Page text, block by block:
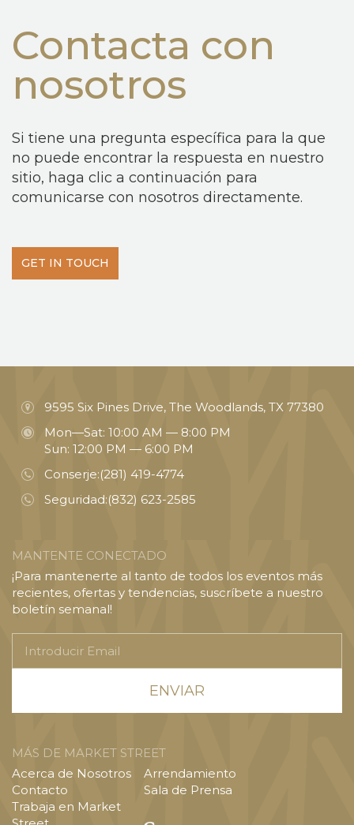
Contacta con
nosotros
Si tiene una pregunta específica para la que
no puede encontrar la respuesta en nuestro
sitio, haga clic a continuación para
comunicarse con nosotros directamente.
GET IN TOUCH
9595 Six Pines Drive, The Woodlands, TX 77380
Mon—Sat: 10:00 AM — 8:00 PM
Sun: 12:00 PM — 6:00 PM
Conserje:(281) 419-4774
Seguridad:(832) 623-2585
MANTENTE CONECTADO
¡Para mantenerte al tanto de todos los eventos más
recientes, ofertas y tendencias, suscríbete a nuestro
boletín semanal!
Email
MÁS DE MARKET STREET
Acerca de Nosotros
Contacto
Trabaja en Market
Arrendamiento
Sala de Prensa